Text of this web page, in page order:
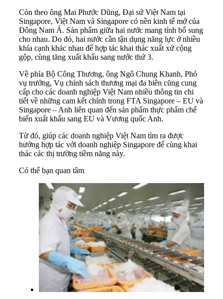
Còn theo ông Mai Phước Dũng, Đại sứ Việt Nam tại
Singapore, Việt Nam và Singapore có nền kinh tế mở của
Đông Nam Á. Sản phẩm giữa hai nước mang tính bổ sung
cho nhau. Do đó, hai nước cần tận dụng năng lực ở nhiều
khía cạnh khác nhau để hợp tác khai thác xuất xứ cộng
gộp, cùng tăng xuất khẩu sang nước thứ 3.
Về phía Bộ Công Thương, ông Ngô Chung Khanh, Phó
vụ trưởng, Vụ chính sách thương mại đa biên cũng cung
cấp cho các doanh nghiệp Việt Nam nhiều thông tin chi
tiết về những cam kết chính trong FTA Singapore – EU và
Singapore – Anh liên quan đến sản phẩm thực phẩm chế
biến xuất khẩu sang EU và Vương quốc Anh.
Từ đó, giúp các doanh nghiệp Việt Nam tìm ra được
hướng hợp tác với doanh nghiệp Singapore để cùng khai
thác các thị trường tiềm năng này.
Có thể bạn quan tâm